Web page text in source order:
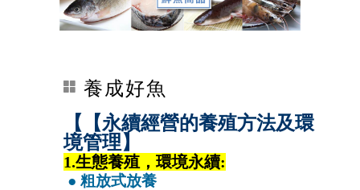
養成好魚
【【永續經營的養殖方法及環
境管理】
1.生態養殖，環境永續:
● 粗放式放養